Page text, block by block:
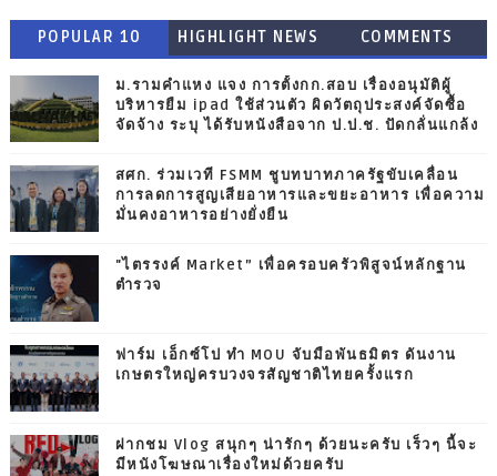
POPULAR 10 HIGHLIGHT NEWS COMMENTS
ม.รามคำแหง แจง การตั้งกก.สอบ เรื่องอนุมัติผู้
บริหารยืม ipad ใช้ส่วนตัว ผิดวัตถุประสงค์จัดซื้อ
จัดจ้าง ระบุ ได้รับหนังสือจาก ป.ป.ช. ปัดกลั่นแกล้ง
สศก. ร่วมเวที FSMM ชูบทบาทภาครัฐขับเคลื่อน
การลดการสูญเสียอาหารและขยะอาหาร เพื่อความ
มั่นคงอาหารอย่างยั่งยืน
"ไตรรงค์ Market” เพื่อครอบครัวพิสูจน์หลักฐาน
ตำรวจ
ฟาร์ม เอ็กซ์โป ทำ MOU จับมือพันธมิตร ดันงาน
เกษตรใหญ่ครบวงจรสัญชาติไทยครั้งแรก
ฝากชม Vlog สนุกๆ น่ารักๆ ด้วยนะครับ เร็วๆ นี้จะ
มีหนังโฆษณาเรื่องใหม่ด้วยครับ